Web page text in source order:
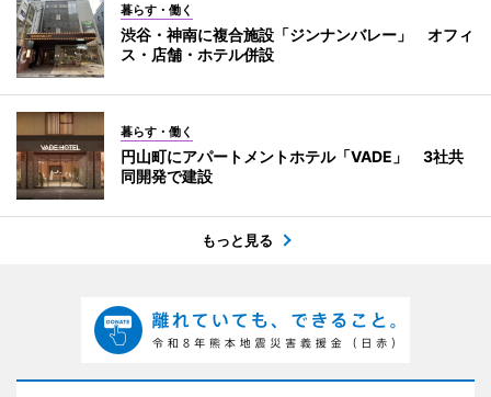
暮らす・働く
渋谷・神南に複合施設「ジンナンバレー」 オフィ
ス・店舗・ホテル併設
暮らす・働く
円山町にアパートメントホテル「VADE」 3社共
同開発で建設
もっと見る